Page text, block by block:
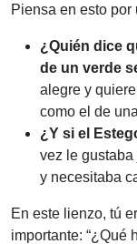
Piensa en esto por
¿Quién dice
de un verde
alegre y
como el de
¿Y si el
vez le
y necesitaba
En este lienzo, tú
importante: “¿Qué